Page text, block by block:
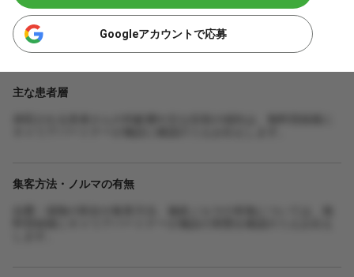
Googleアカウントで応募
主な患者層
集客方法・ノルマの有無